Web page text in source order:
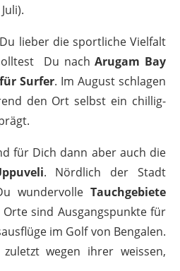
lieber die sportliche Vielfalt
Du nachArugam Bay
Surfer. Im August schlagen
den Ort selbst ein chillig-
für Dich dann aber auch die
. Nördlich der Stadt
wundervolle Tauchgebiete
sind Ausgangspunkte für
im Golf von Bengalen.
wegen ihrer weissen,